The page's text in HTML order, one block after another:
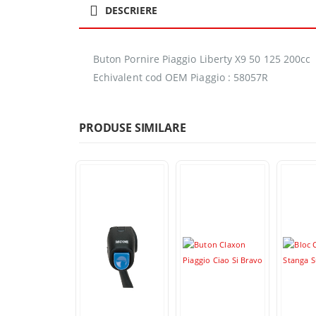
DESCRIERE
Buton Pornire Piaggio Liberty X9 50 125 200cc
Echivalent cod OEM Piaggio : 58057R
PRODUSE SIMILARE